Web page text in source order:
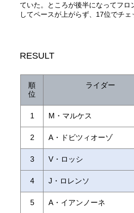
ていた。ところが後半になってフロ
してペースが上がらず、17位でチェ
RESULT
順
位
ライダー
1 M・マルケス
2 A・ドビツィオーゾ
3 V・ロッシ
4 J・ロレンソ
5 A・イアンノーネ